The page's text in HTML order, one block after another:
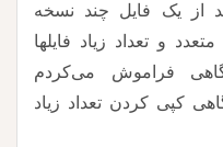
یک فایل چند نسخه
و تعداد زیاد فایلها
فراموش می‌کردم
کپی کردن تعداد زیاد